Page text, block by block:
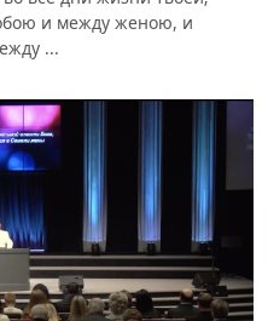
и между женою, и
...